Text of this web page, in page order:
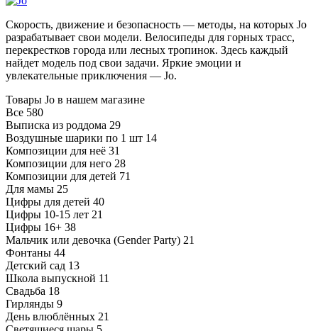
Скорость, движение и безопасность — методы, на которых Jo
разрабатывает свои модели. Велосипеды для горных трасс,
перекрестков города или лесных тропинок. Здесь каждый
найдет модель под свои задачи. Яркие эмоции и
увлекательные приключения — Jo.
Товары Jo в нашем магазине
Все 580
Выписка из роддома 29
Воздушные шарики по 1 шт 14
Композиции для неё 31
Композиции для него 28
Композиции для детей 71
Для мамы 25
Цифры для детей 40
Цифры 10-15 лет 21
Цифры 16+ 38
Мальчик или девочка (Gender Party) 21
Фонтаны 44
Детский сад 13
Школа выпускной 11
Свадьба 18
Гирлянды 9
День влюблённых 21